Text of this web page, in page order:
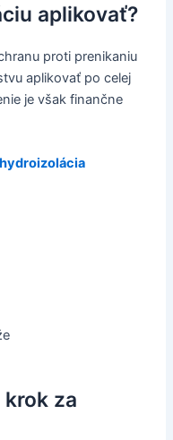
aplikovať?
proti prenikaniu
aplikovať po celej
je však finančne
za